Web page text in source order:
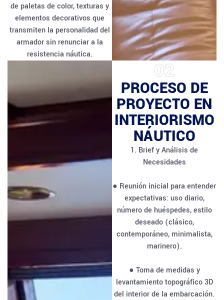
de paletas de color, texturas y
elementos decorativos que
transmiten la personalidad del
armador sin renunciar a la
resistencia náutica.
02
PROCESO DE
PROYECTO EN
INTERIORISMO
NÁUTICO
1. Brief y Análisis de
Necesidades
● Reunión inicial para entender
expectativas: uso diario,
número de huéspedes, estilo
deseado (clásico,
contemporáneo, minimalista,
marinero).
● Toma de medidas y
levantamiento topográfico 3D
del interior de la embarcación.